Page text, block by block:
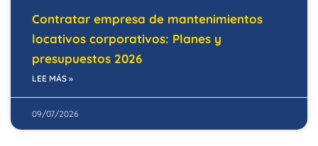
Contratar empresa de mantenimientos
locativos corporativos: Planes y
presupuestos 2026
LEE MÁS »
09/07/2026